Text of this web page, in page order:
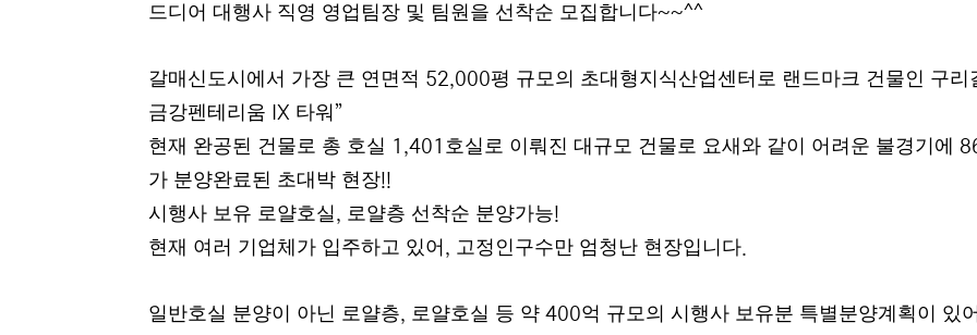
드디어 대행사 직영 영업팀장 및 팀원을 선착순 모집합니다~~^^
갈매신도시에서 가장 큰 연면적 52,000평 규모의 초대형지식산업센터로 랜드마크 건물인 구리
금강펜테리움 IX 타워 ”
현재 완공된 건물로 총 호실 1,401 호실로 이뤄진 대규모 건물로 요새와 같이 어려운 불경기에
가 분양완료된 초대박 현장!!
시행사 보유 로얄호실, 로얄층 선착순 분양가능!
현재 여러 기업체가 입주하고 있어 , 고정인구수만 엄청난 현장입니다.
일반호실 분양이 아닌 로얄층, 로얄호실 등 약 400억 규모의 시행사 보유분 특별분양계획이 있